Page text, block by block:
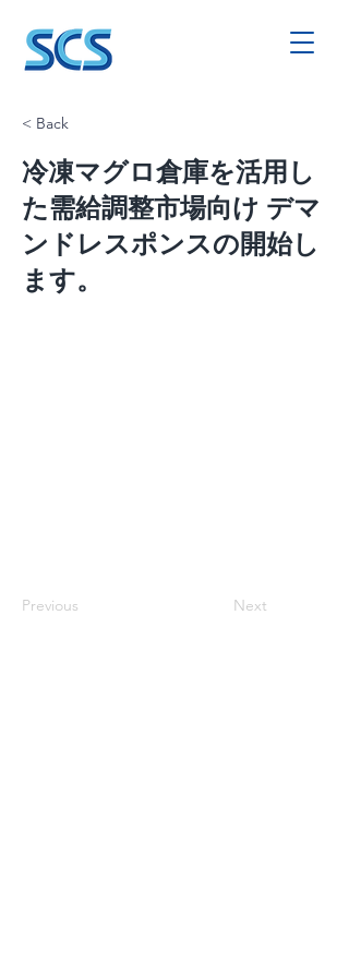
< Back
冷凍マグロ倉庫を活用し
た需給調整市場向け デマ
ンドレスポンスの開始し
ます。
Previous Next